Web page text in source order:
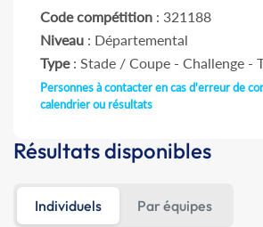
Code compétition : 321188
Niveau : Départemental
Type: Stade / Coupe - Challenge -
Personnes à contacter en cas d'erreur de
calendrier ou résultats
Résultats disponibles
Individuels Par équipes